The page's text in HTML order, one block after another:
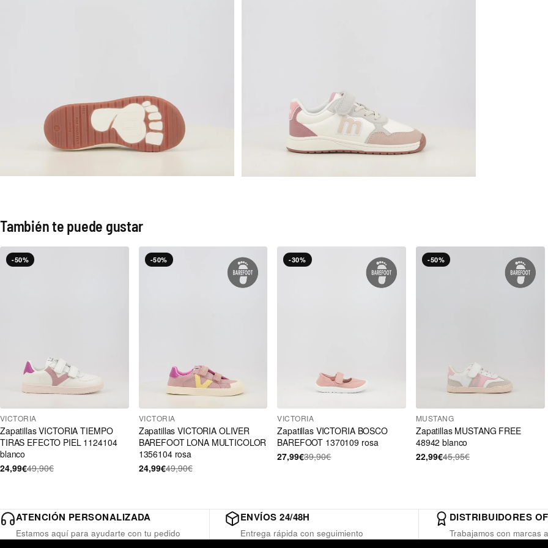
También te puede gustar
-50%
VICTORIA
Zapatillas VICTORIA TIEMPO
TIRAS EFECTO PIEL 1124104
blanco
24,99€49,90€
-50%
VICTORIA
Zapatillas VICTORIA OLIVER
BAREFOOT LONA MULTICOLOR
1356104 rosa
24,99€49,90€
-30%
VICTORIA
Zapatillas VICTORIA BOSCO
BAREFOOT 1370109 rosa
27,99€39,90€
-50%
MUSTANG
Zapatillas MUSTANG FREE
48942 blanco
22,99€45,95€
ATENCIÓN PERSONALIZADA
Estamos aquí para ayudarte con tu pedido
ENVÍOS 24/48H
Entrega rápida con seguimiento
DISTRIBUIDORES
Trabajamos con marcas